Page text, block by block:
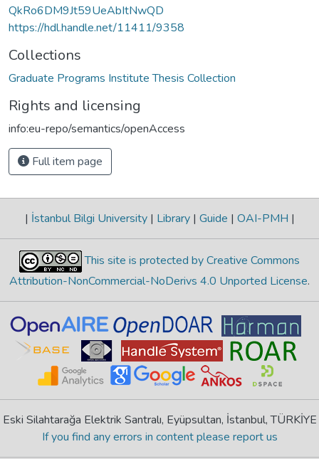
QkRo6DM9Jt59UeAbItNwQD
https://hdl.handle.net/11411/9358
Collections
Graduate Programs Institute Thesis Collection
Rights and licensing
info:eu-repo/semantics/openAccess
Full item page
| İstanbul Bilgi University | Library | Guide | OAI-PMH |
This site is protected by Creative Commons
Attribution-NonCommercial-NoDerivs 4.0 Unported License.
Eski Silahtarağa Elektrik Santralı, Eyüpsultan, İstanbul, TÜRKİYE
If you find any errors in content please report us